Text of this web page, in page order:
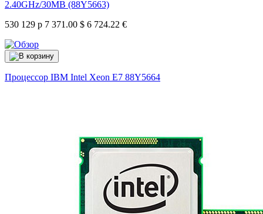
2.40GHz/30MB (88Y5663)
530 129 р 7 371.00 $ 6 724.22 €
Процессор IBM Intel Xeon E7 88Y5664